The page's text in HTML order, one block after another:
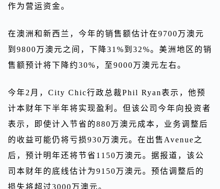
作为营运资金。
在澳洲和新西兰，今年的销售额估计在9700万澳元
到9800万澳元之间，下降31%到32%。美洲地区的销
售额预计将下降约30%，至9000万澳元左右。
今年2月，City Chic行政总裁Phil Ryan表示，他预
计本财年下半年将实现盈利。但该公司今年向投资者
表示，即使计入节省的880万澳元成本，业务调整后
的收益可能仍将亏损930万澳元。在出售Avenue之
后，预计明年还将节省1150万澳元。据报道，该公
司本财年的底线估计为9150万澳元。预估调整后的
损失将超过3000万澳元。